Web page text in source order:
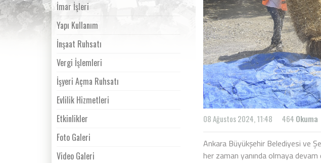
İmar İşleri
Yapı Kullanım
İnşaat Ruhsatı
Vergi İşlemleri
İşyeri Açma Ruhsatı
Evlilik Hizmetleri
Etkinlikler
Foto Galeri
Video Galeri
08 Ağustos 2024, 11:48 464 Okuma
Ankara Büyükşehir Belediyesi ve
her zaman yanında olmaya devam